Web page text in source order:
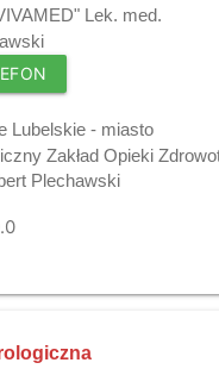
Lek. med.
Lubelskie - miasto
Zakład Opieki
Plechawski